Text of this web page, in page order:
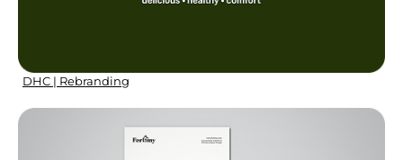
DHC | Rebranding